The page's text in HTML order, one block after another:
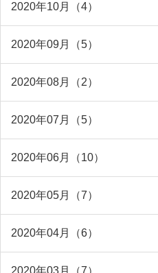
2020年10月（4）
2020年09月（5）
2020年08月（2）
2020年07月（5）
2020年06月（10）
2020年05月（7）
2020年04月（6）
2020年03月（7）